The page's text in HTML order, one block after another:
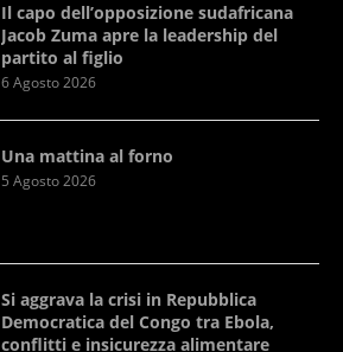
Il capo dell’opposizione sudafricana
Jacob Zuma apre la leadership del
partito al figlio
6 Agosto 2026
Una mattina al forno
5 Agosto 2026
Si aggrava la crisi in Repubblica
Democratica del Congo tra Ebola,
conflitti e insicurezza alimentare